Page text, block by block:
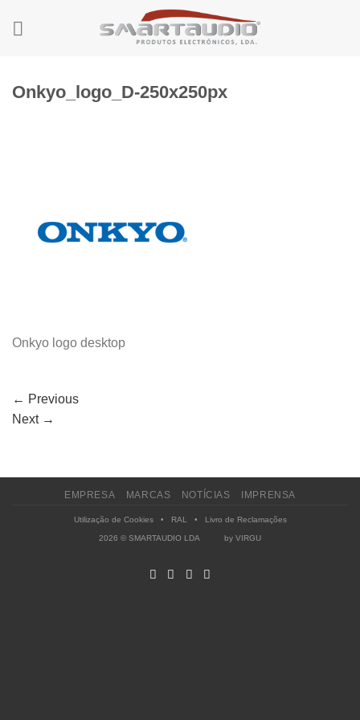
Onkyo_logo_D-250x250px
Onkyo logo desktop
← Previous
Next →
EMPRESA MARCAS NOTÍCIAS IMPRENSA
Utilização de Cookies• RAL • Livro de Reclamações
2026 © SMARTAUDIO LDA by VIRGU